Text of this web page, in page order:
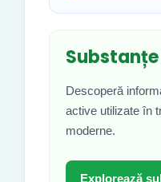
Descoperă
active utilizate în
moderne.
Explorează